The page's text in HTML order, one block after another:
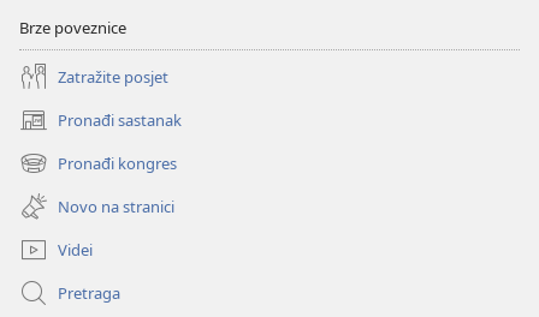
Brze poveznice
Zatražite posjet
Pronađi sastanak
(otvara
se
novi
prozor)
Pronađi kongres
(otvara
se
novi
prozor)
Novo na stranici
Videi
Pretraga